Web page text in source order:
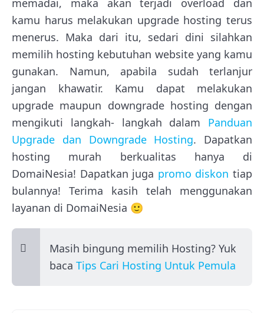
memadai, maka akan terjadi overload dan
kamu harus melakukan upgrade hosting terus
menerus. Maka dari itu, sedari dini silahkan
memilih hosting kebutuhan website yang kamu
gunakan. Namun, apabila sudah terlanjur
jangan khawatir. Kamu dapat melakukan
upgrade maupun downgrade hosting dengan
mengikuti langkah- langkah dalam Panduan
Upgrade dan Downgrade Hosting. Dapatkan
hosting murah berkualitas hanya di
DomaiNesia! Dapatkan juga promo diskon tiap
bulannya! Terima kasih telah menggunakan
layanan di DomaiNesia 🙂
Masih bingung memilih Hosting? Yuk
baca Tips Cari Hosting Untuk Pemula